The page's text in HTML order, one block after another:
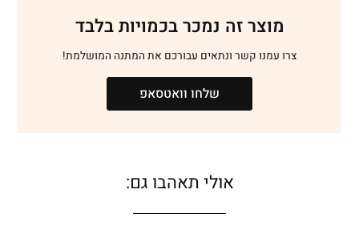
מוצר זה נמכר בכמויות בלבד
צרו עמנו קשר ונתאים עבורכם את המתנה המושלמת!
שלחו וואטסאפ
אולי תאהבו גם: